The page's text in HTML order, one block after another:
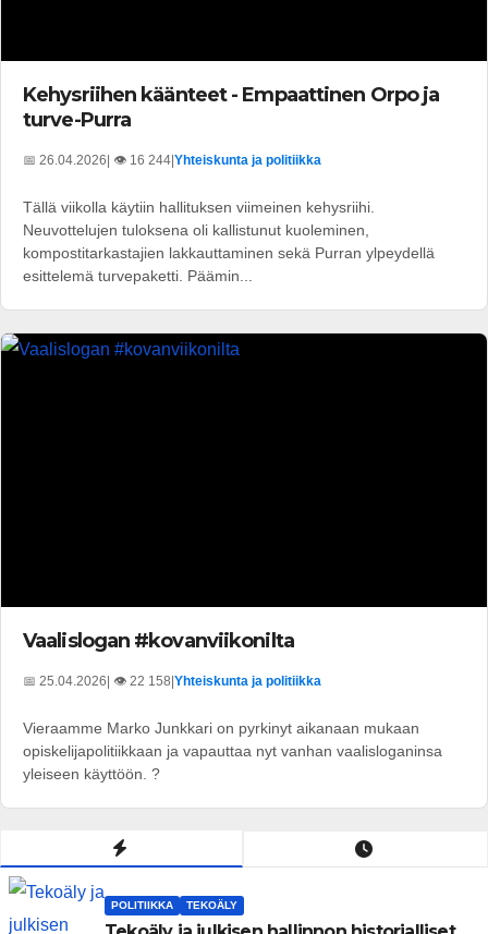
Kehysriihen käänteet - Empaattinen Orpo ja
turve-Purra
📅 26.04.2026 | 👁️ 16 244 Yhteiskunta ja politiikka
Tällä viikolla käytiin hallituksen viimeinen kehysriihi.
Neuvottelujen tuloksena oli kallistunut kuoleminen,
kompostitarkastajien lakkauttaminen sekä Purran ylpeydellä
esittelemä turvepaketti. Päämin...
Vaalislogan #kovanviikonilta
📅 25.04.2026 | 👁️ 22 158 Yhteiskunta ja politiikka
Vieraamme Marko Junkkari on pyrkinyt aikanaan mukaan
opiskelijapolitiikkaan ja vapauttaa nyt vanhan vaalisloganinsa
yleiseen käyttöön. ?
POLITIIKKA TEKOÄLY